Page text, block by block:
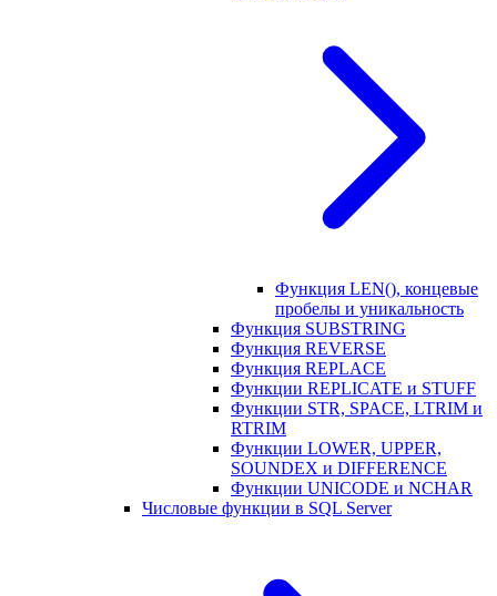
Функция LEN(), концевые
пробелы и уникальность
Функция SUBSTRING
Функция REVERSE
Функция REPLACE
Функции REPLICATE и STUFF
Функции STR, SPACE, LTRIM и
RTRIM
Функции LOWER, UPPER,
SOUNDEX и DIFFERENCE
Функции UNICODE и NCHAR
Числовые функции в SQL Server